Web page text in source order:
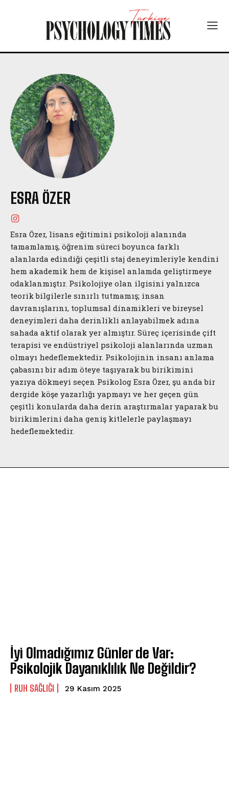
ESRA ÖZER
Esra Özer, lisans eğitimini psikoloji alanında
tamamlamış, öğrenim süreci boyunca farklı
alanlarda edindiği çeşitli staj deneyimleriyle kendini
hem akademik hem de kişisel anlamda geliştirmeye
odaklanmıştır. Psikolojiye olan ilgisini yalnızca
teorik bilgilerle sınırlı tutmamış; insan
davranışlarını, toplumsal dinamikleri ve bireysel
deneyimleri daha derinlikli anlayabilmek adına
sahada aktif olarak yer almıştır. Süreç içerisinde çift
terapisi ve endüstriyel psikoloji alanlarında uzman
olmayı hedeflemektedir. Psikolojinin insanı anlama
çabasını bir adım öteye taşıyarak bu birikimini
yazıya dökmeyi seçen Psikolog Esra Özer, şu anda bir
dergide köşe yazarlığı yapmayı ve her geçen gün
çeşitli konularda daha derin araştırmalar yaparak bu
birikimlerini daha geniş kitlelerle paylaşmayı
hedeflemektedir.
İyi Olmadığımız Günler de Var:
Psikolojik Dayanıklılık Ne Değildir?
⁠RUH SAĞLIĞI 29 Kasım 2025